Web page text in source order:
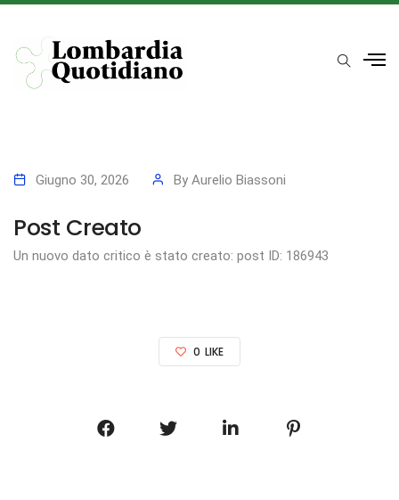
Giugno 30, 2026 By Aurelio Biassoni
Post Creato
Un nuovo dato critico è stato creato: post ID: 186943
0 LIKE